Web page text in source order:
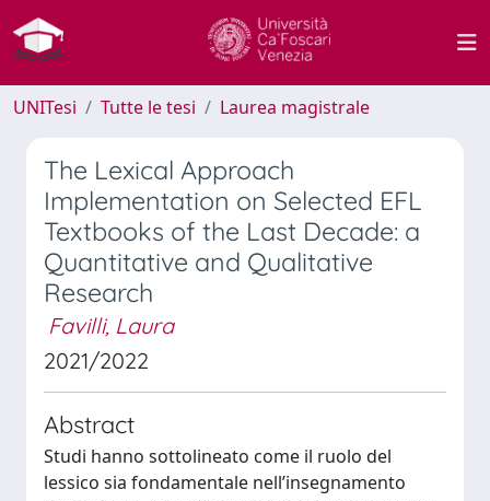
UNITesi Tutte le tesi Laurea magistrale
The Lexical Approach
Implementation on Selected EFL
Textbooks of the Last Decade: a
Quantitative and Qualitative
Research
Favilli, Laura
2021/2022
Abstract
Studi hanno sottolineato come il ruolo del
lessico sia fondamentale nell’insegnamento